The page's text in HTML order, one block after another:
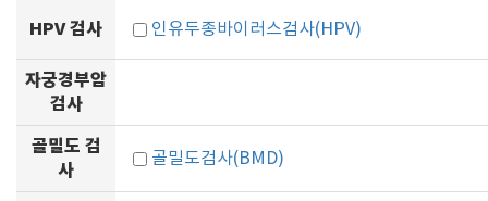
HPV 검사 인유두종바이러스검사(HPV)
자궁경부암
검사
골밀도 검
사
골밀도검사(BMD)